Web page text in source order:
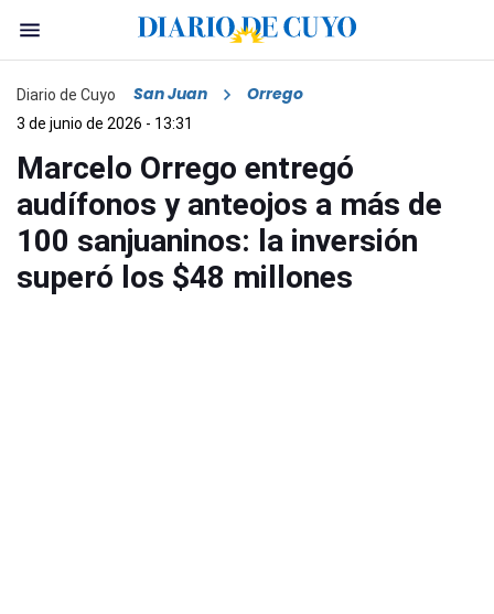
Diario de Cuyo San Juan Orrego
3 de junio de 2026 - 13:31
Marcelo Orrego entregó
audífonos y anteojos a más de
100 sanjuaninos: la inversión
superó los $48 millones